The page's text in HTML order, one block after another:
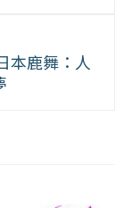
本鹿舞：人